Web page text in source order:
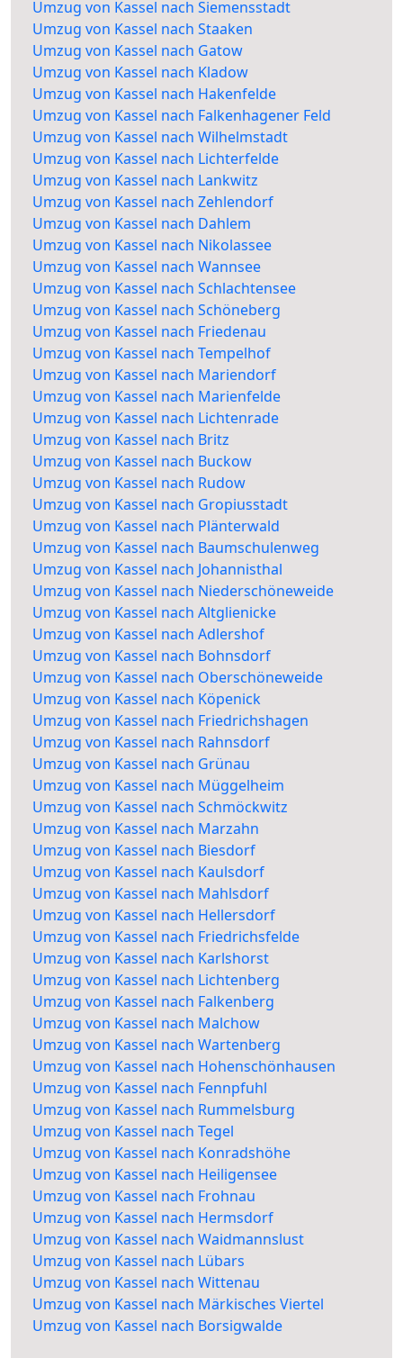
Umzug von Kassel nach Siemensstadt
Umzug von Kassel nach Staaken
Umzug von Kassel nach Gatow
Umzug von Kassel nach Kladow
Umzug von Kassel nach Hakenfelde
Umzug von Kassel nach Falkenhagener Feld
Umzug von Kassel nach Wilhelmstadt
Umzug von Kassel nach Lichterfelde
Umzug von Kassel nach Lankwitz
Umzug von Kassel nach Zehlendorf
Umzug von Kassel nach Dahlem
Umzug von Kassel nach Nikolassee
Umzug von Kassel nach Wannsee
Umzug von Kassel nach Schlachtensee
Umzug von Kassel nach Schöneberg
Umzug von Kassel nach Friedenau
Umzug von Kassel nach Tempelhof
Umzug von Kassel nach Mariendorf
Umzug von Kassel nach Marienfelde
Umzug von Kassel nach Lichtenrade
Umzug von Kassel nach Britz
Umzug von Kassel nach Buckow
Umzug von Kassel nach Rudow
Umzug von Kassel nach Gropiusstadt
Umzug von Kassel nach Plänterwald
Umzug von Kassel nach Baumschulenweg
Umzug von Kassel nach Johannisthal
Umzug von Kassel nach Niederschöneweide
Umzug von Kassel nach Altglienicke
Umzug von Kassel nach Adlershof
Umzug von Kassel nach Bohnsdorf
Umzug von Kassel nach Oberschöneweide
Umzug von Kassel nach Köpenick
Umzug von Kassel nach Friedrichshagen
Umzug von Kassel nach Rahnsdorf
Umzug von Kassel nach Grünau
Umzug von Kassel nach Müggelheim
Umzug von Kassel nach Schmöckwitz
Umzug von Kassel nach Marzahn
Umzug von Kassel nach Biesdorf
Umzug von Kassel nach Kaulsdorf
Umzug von Kassel nach Mahlsdorf
Umzug von Kassel nach Hellersdorf
Umzug von Kassel nach Friedrichsfelde
Umzug von Kassel nach Karlshorst
Umzug von Kassel nach Lichtenberg
Umzug von Kassel nach Falkenberg
Umzug von Kassel nach Malchow
Umzug von Kassel nach Wartenberg
Umzug von Kassel nach Hohenschönhausen
Umzug von Kassel nach Fennpfuhl
Umzug von Kassel nach Rummelsburg
Umzug von Kassel nach Tegel
Umzug von Kassel nach Konradshöhe
Umzug von Kassel nach Heiligensee
Umzug von Kassel nach Frohnau
Umzug von Kassel nach Hermsdorf
Umzug von Kassel nach Waidmannslust
Umzug von Kassel nach Lübars
Umzug von Kassel nach Wittenau
Umzug von Kassel nach Märkisches Viertel
Umzug von Kassel nach Borsigwalde